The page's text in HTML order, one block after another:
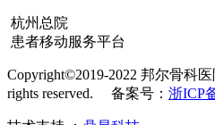
杭州总院
患者移动服务平台
Copyright©2019-2022 邦尔骨科
rights reserved. 备案号： 浙ICP